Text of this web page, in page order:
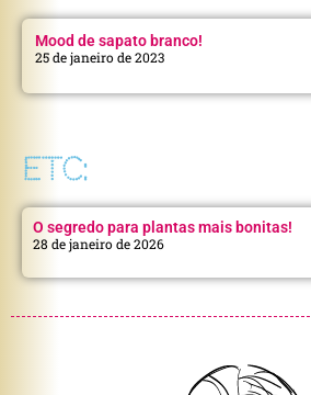
Mood de sapato branco!
25 de janeiro de 2023
ETC:
O segredo para plantas mais bonitas!
28 de janeiro de 2026